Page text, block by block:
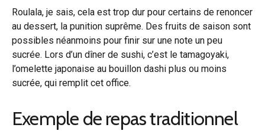
Roulala, je sais, cela est trop dur pour certains de renoncer
au dessert, la punition suprême. Des fruits de saison sont
possibles néanmoins pour finir sur une note un peu
sucrée. Lors d’un dîner de sushi, c’est le tamagoyaki,
l’omelette japonaise au bouillon dashi plus ou moins
sucrée, qui remplit cet office.
Exemple de repas traditionnel